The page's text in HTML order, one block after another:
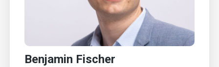
Benjamin Fischer